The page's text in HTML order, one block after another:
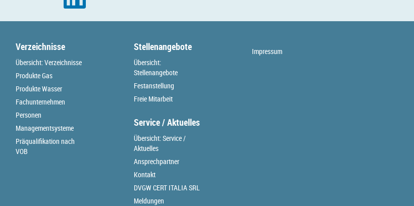
Verzeichnisse
Übersicht: Verzeichnisse
Produkte Gas
Produkte Wasser
Fachunternehmen
Personen
Managementsysteme
Präqualifikation nach
VOB
Stellenangebote
Übersicht:
Stellenangebote
Festanstellung
Freie Mitarbeit
Service / Aktuelles
Übersicht: Service /
Aktuelles
Ansprechpartner
Kontakt
DVGW CERT ITALIA SRL
Meldungen
Impressum